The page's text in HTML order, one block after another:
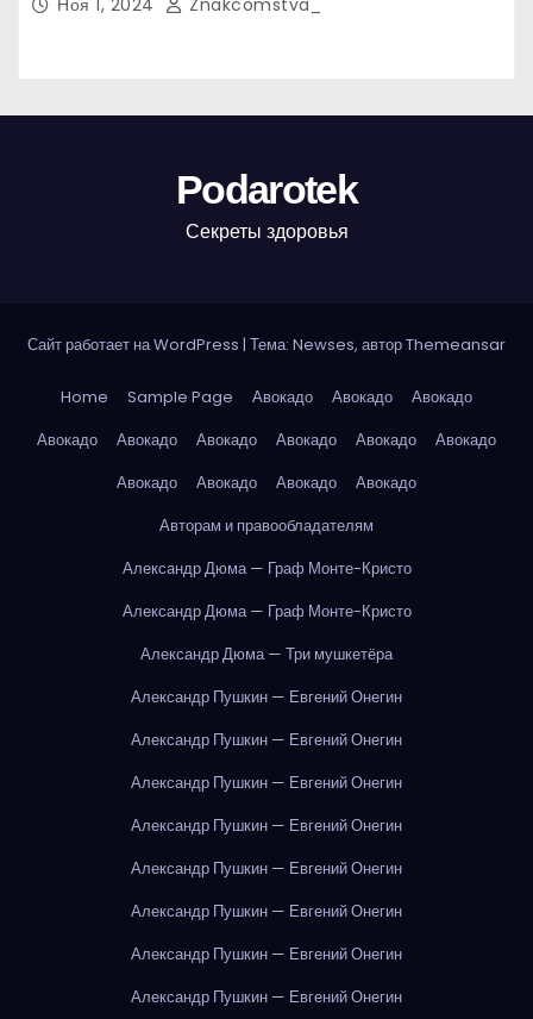
Ноя 1, 2024 Znakcomstva_
Podarotek
Секреты здоровья
Сайт работает на WordPress | Тема: Newses, авторThemeansar
Home Sample Page Авокадо Авокадо
Авокадо
Авокадо
Авокадо Авокадо Авокадо Авокадо
Авокадо
Авокадо
Авокадо Авокадо
Авокадо
Авторам и правообладателям
Александр Дюма — Граф Монте-Кристо
Александр Дюма — Граф Монте-Кристо
Александр Дюма — Три мушкетёра
Александр Пушкин — Евгений Онегин
Александр Пушкин — Евгений Онегин
Александр Пушкин — Евгений Онегин
Александр Пушкин — Евгений Онегин
Александр Пушкин — Евгений Онегин
Александр Пушкин — Евгений Онегин
Александр Пушкин — Евгений Онегин
Александр Пушкин — Евгений Онегин